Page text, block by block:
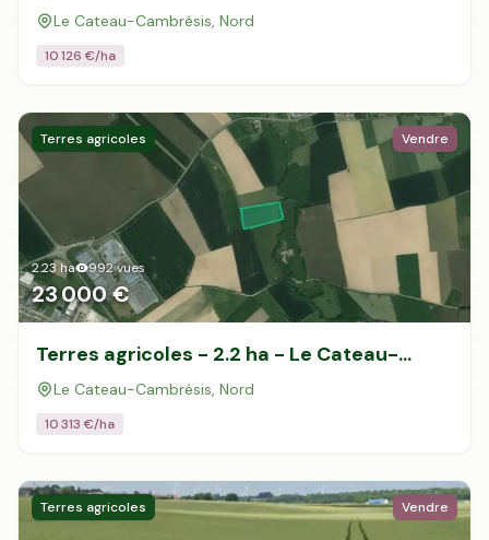
Cambrésis
Le Cateau-Cambrésis, Nord
10 126€/ha
Terres agricoles Vendre
2.23 ha 992vues
23 000 €
Terres agricoles - 2.2 ha - Le Cateau-
Cambrésis
Le Cateau-Cambrésis, Nord
10 313€/ha
Terres agricoles Vendre